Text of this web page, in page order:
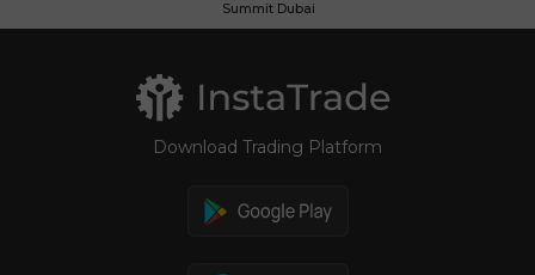
Summit Dubai
Download Trading Platform